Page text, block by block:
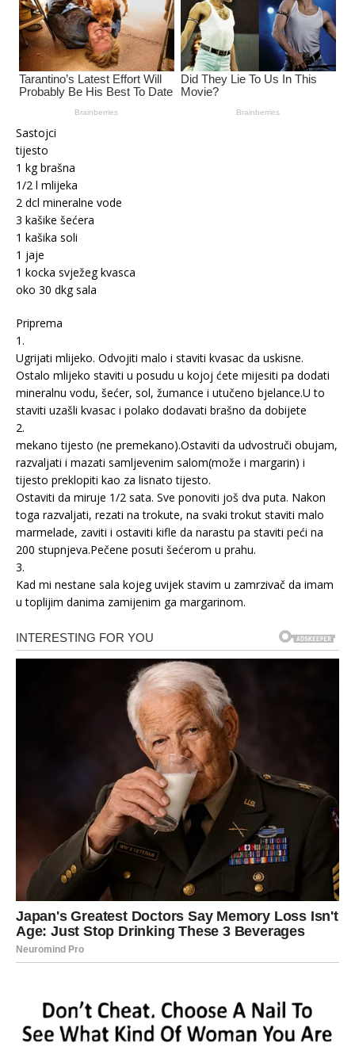
Sastojci
tijesto
1 kg brašna
1/2 l mlijeka
2 dcl mineralne vode
3 kašike šećera
1 kašika soli
1 jaje
1 kocka svježeg kvasca
oko 30 dkg sala
Priprema
1.
Ugrijati mlijeko. Odvojiti malo i staviti kvasac da uskisne.
Ostalo mlijeko staviti u posudu u kojoj ćete mijesiti pa dodati
mineralnu vodu, šećer, sol, žumance i utučeno bjelance.U to
staviti uzašli kvasac i polako dodavati brašno da dobijete
2.
mekano tijesto (ne premekano).Ostaviti da udvostruči obujam,
razvaljati i mazati samljevenim salom(može i margarin) i
tijesto preklopiti kao za lisnato tijesto.
Ostaviti da miruje 1/2 sata. Sve ponoviti još dva puta. Nakon
toga razvaljati, rezati na trokute, na svaki trokut staviti malo
marmelade, zaviti i ostaviti kifle da narastu pa staviti peći na
200 stupnjeva.Pečene posuti šećerom u prahu.
3.
Kad mi nestane sala kojeg uvijek stavim u zamrzivač da imam
u toplijim danima zamijenim ga margarinom.